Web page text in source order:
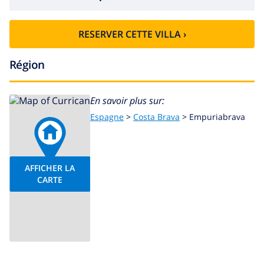
RESERVER CETTE VILLA ›
Région
AFFICHER LA
CARTE
En savoir plus sur:
Espagne > Costa Brava > Empuriabrava